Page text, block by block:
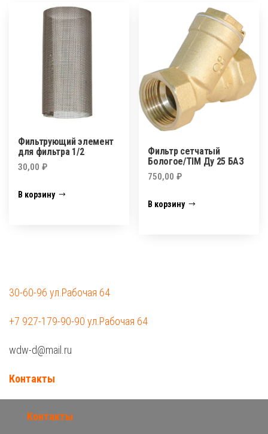
Фильтрующий элемент
для фильтра 1/2
30,00 ₽
В корзину
Фильтр сетчатый
Бологое/TIM Ду 25 БАЗ
750,00₽
В корзину
30-60-96 ул.Рабочая 64
+7 927-179-90-90 ул.Рабочая 64
wdw-d@mail.ru
Контакты
Контакты